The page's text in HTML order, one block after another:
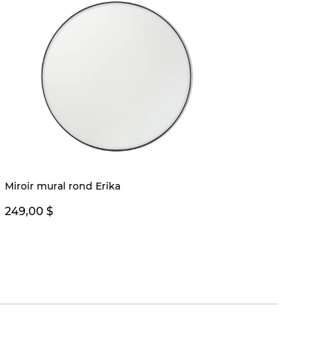
Miroir mural rond Erika
249,00 $